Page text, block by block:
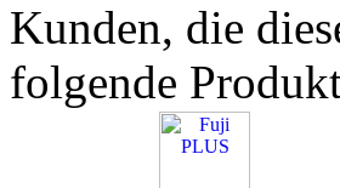
Kunden, die
folgende